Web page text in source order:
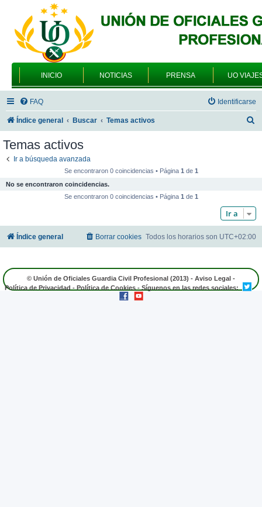
INICIO NOTICIAS PRENSA UO
FAQ Identificarse
Índice general Buscar Temas activos
Temas activos
Ir a búsqueda avanzada
Se encontraron 0 coincidencias • Página 1de 1
No se encontraron coincidencias.
Se encontraron 0 coincidencias • Página 1de 1
Ir a
Índice general Todos los horarios son UTC+02:00
Borrar cookies
© Unión de Oficiales Guardia Civil Profesional (2013) - Aviso Legal -
Política de Privacidad-Política de Cookies- Síguenos en las redes sociales: